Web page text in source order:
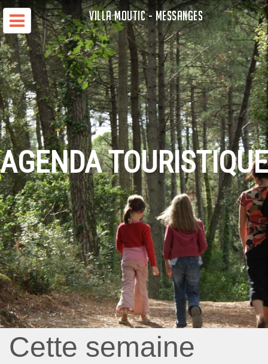
VILLA MOUTIC - MESSANGES
AGENDA TOURISTIQUE
Cette semaine